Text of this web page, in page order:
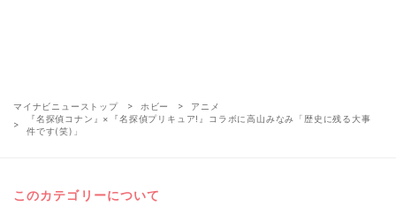
マイナビニューストップ ホビー
アニメ
『名探偵コナン』×『名探偵プリキュア!』コラボに高山みなみ「歴史に残る大事
件です(笑)」
このカテゴリーについて